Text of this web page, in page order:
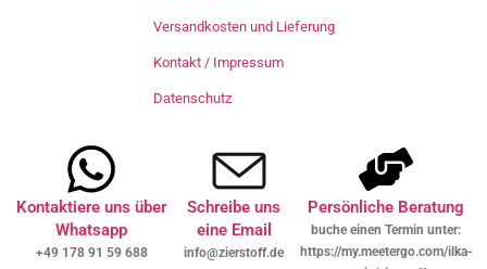
Versandkosten und Lieferung
Kontakt / Impressum
Datenschutz
Kontaktiere uns über
Whatsapp
+49 178 91 59 688
Schreibe uns
eine Email
info@zierstoff.de
Persönliche Beratung
buche einen Termin unter:
https://my.meetergo.com/ilka-